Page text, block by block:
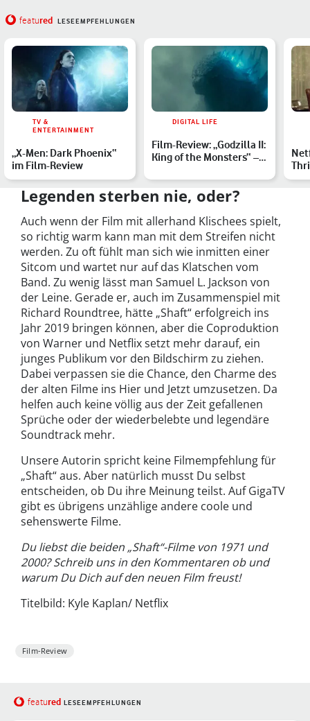
featured LESEEMPFEHLUNGEN
TV &
ENTERTAINMENT
„X-Men: Dark Phoenix“
im Film-Review
DIGITAL LIFE
Film-Review: „Godzilla II:
King of the Monsters“ –
Legenden sterben nie, oder?
Auch wenn der Film mit allerhand Klischees spielt,
so richtig warm kann man mit dem Streifen nicht
werden. Zu oft fühlt man sich wie inmitten einer
Sitcom und wartet nur auf das Klatschen vom
Band. Zu wenig lässt man Samuel L. Jackson von
der Leine. Gerade er, auch im Zusammenspiel mit
Richard Roundtree, hätte „Shaft“ erfolgreich ins
Jahr 2019 bringen können, aber die Coproduktion
von Warner und Netflix setzt mehr darauf, ein
junges Publikum vor den Bildschirm zu ziehen.
Dabei verpassen sie die Chance, den Charme des
der alten Filme ins Hier und Jetzt umzusetzen. Da
helfen auch keine völlig aus der Zeit gefallenen
Sprüche oder der wiederbelebte und legendäre
Soundtrack mehr.
Unsere Autorin spricht keine Filmempfehlung für
„Shaft“ aus. Aber natürlich musst Du selbst
entscheiden, ob Du ihre Meinung teilst. Auf GigaTV
gibt es übrigens unzählige andere coole und
sehenswerte Filme.
Du liebst die beiden „Shaft“-Filme von 1971 und
2000? Schreib uns in den Kommentaren ob und
warum Du Dich auf den neuen Film freust!
Titelbild: Kyle Kaplan/ Netflix
Film-Review
featured LESEEMPFEHLUNGEN